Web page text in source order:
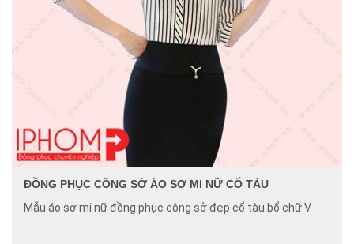
ĐỒNG PHỤC CÔNG SỞ ÁO SƠ MI NỮ CỔ TÀU
Mẫu áo sơ mi nữ đồng phục công sở đẹp cổ tàu bổ chữ V